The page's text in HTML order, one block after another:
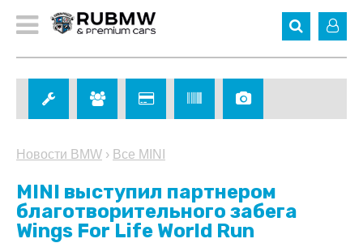
Новости BMW › Все MINI
MINI выступил партнером
благотворительного забега
Wings For Life World Run